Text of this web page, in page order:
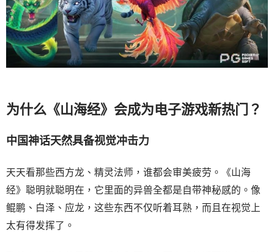
为什么《山海经》会成为电子游戏新热门？
中国神话天然具备视觉冲击力
天天看那些西方龙、精灵法师，谁都会审美疲劳。《山海
经》聪明就聪明在，它里面的异兽全都是自带神秘感的。像
鲲鹏、白泽、应龙，这些东西不仅听着耳熟，而且在视觉上
太有得发挥了。